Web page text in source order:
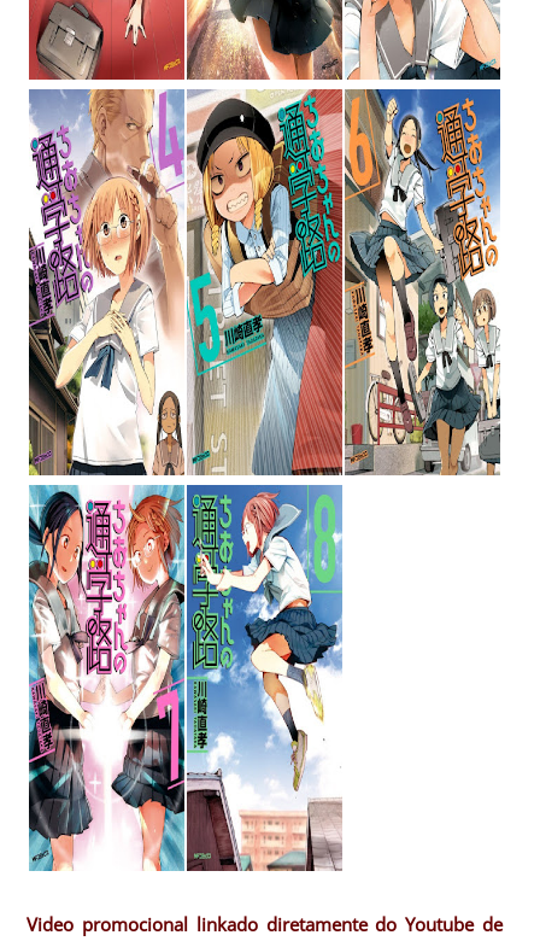
Video promocional linkado diretamente do Youtube de